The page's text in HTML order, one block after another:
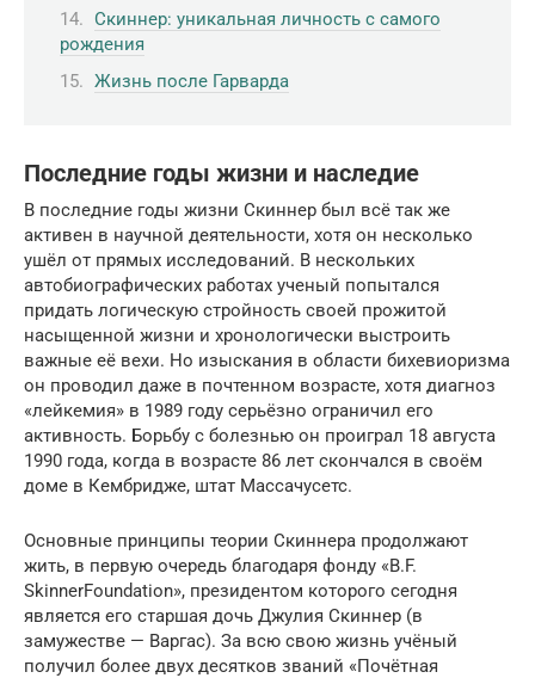
Скиннер: уникальная личность с самого
рождения
Жизнь после Гарварда
Последние годы жизни и наследие
В последние годы жизни Скиннер был всё так же
активен в научной деятельности, хотя он несколько
ушёл от прямых исследований. В нескольких
автобиографических работах ученый попытался
придать логическую стройность своей прожитой
насыщенной жизни и хронологически выстроить
важные её вехи. Но изыскания в области бихевиоризма
он проводил даже в почтенном возрасте, хотя диагноз
«лейкемия» в 1989 году серьёзно ограничил его
активность. Борьбу с болезнью он проиграл 18 августа
1990 года, когда в возрасте 86 лет скончался в своём
доме в Кембридже, штат Массачусетс.
Основные принципы теории Скиннера продолжают
жить, в первую очередь благодаря фонду «B.F.
SkinnerFoundation», президентом которого сегодня
является его старшая дочь Джулия Скиннер (в
замужестве — Варгас). За всю свою жизнь учёный
получил более двух десятков званий «Почётная